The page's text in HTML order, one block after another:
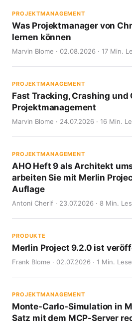
PROJEKTMANAGEMENT
Was Projektmanager von
lernen können
Marvin Blome · 02.08.2026 · 17 Min.
PROJEKTMANAGEMENT
Fast Tracking, Crashing und
Projektmanagement
Marvin Blome · 24.07.2026 · 16 Min.
PROJEKTMANAGEMENT
AHO Heft 9 als Architekt
arbeiten Sie mit Merlin
Auflage
Antoni Cherif · 23.07.2026 · 8 Min.
PRODUKTE
Merlin Project 9.2.0 ist
Frank Blome · 02.07.2026 · 1 Min.
PROJEKTMANAGEMENT
Monte-Carlo-Simulation in
Satz mit dem MCP-Server